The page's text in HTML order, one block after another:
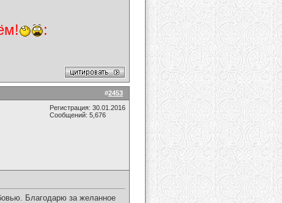
:
#2453
Регистрация: 30.01.2016
Сообщений: 5,676
Благодарю за желанное